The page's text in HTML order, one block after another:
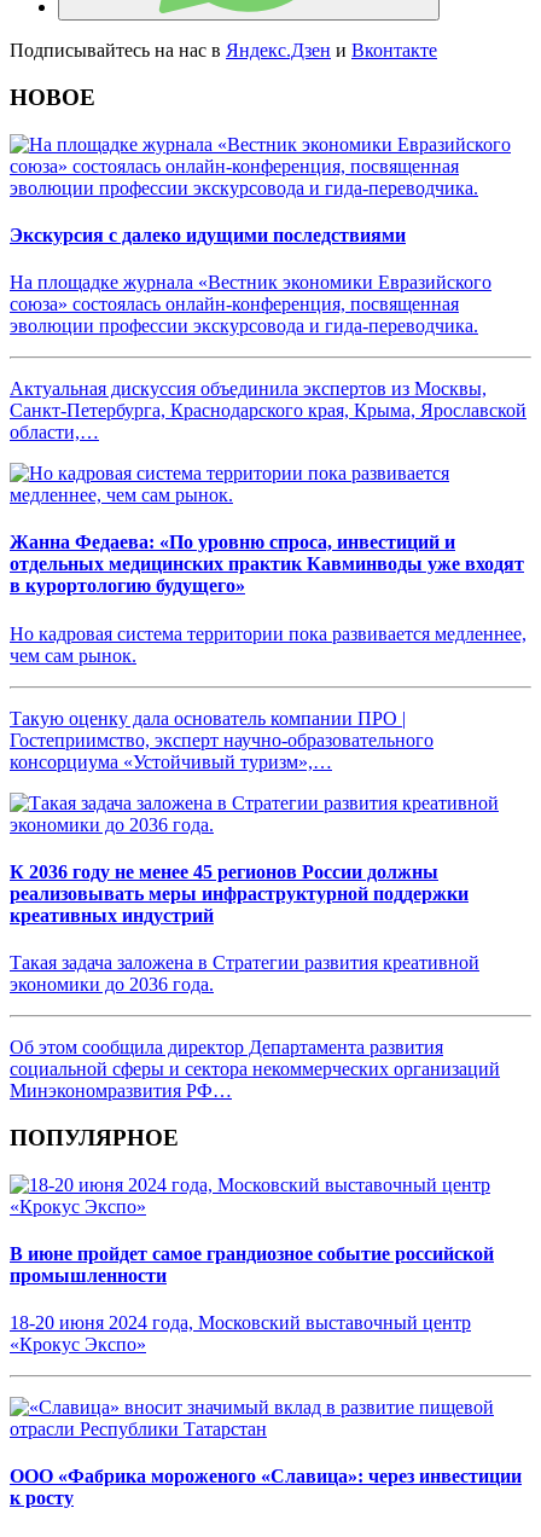
Подписывайтесь на нас в Яндекс.Дзен и Вконтакте
НОВОЕ
Экскурсия с далеко идущими последствиями
На площадке журнала «Вестник экономики Евразийского
союза» состоялась онлайн-конференция, посвященная
эволюции профессии экскурсовода и гида-переводчика.
Актуальная дискуссия объединила экспертов из Москвы,
Санкт-Петербурга, Краснодарского края, Крыма, Ярославской
области,…
Жанна Федаева: «По уровню спроса, инвестиций и
отдельных медицинских практик Кавминводы уже входят
в курортологию будущего»
Но кадровая система территории пока развивается медленнее,
чем сам рынок.
Такую оценку дала основатель компании ПРО |
Гостеприимство, эксперт научно-образовательного
консорциума «Устойчивый туризм»,…
К 2036 году не менее 45 регионов России должны
реализовывать меры инфраструктурной поддержки
креативных индустрий
Такая задача заложена в Стратегии развития креативной
экономики до 2036 года.
Об этом сообщила директор Департамента развития
социальной сферы и сектора некоммерческих организаций
Минэкономразвития РФ…
ПОПУЛЯРНОЕ
В июне пройдет самое грандиозное событие российской
промышленности
18-20 июня 2024 года, Московский выставочный центр
«Крокус Экспо»
ООО «Фабрика мороженого «Славица»: через инвестиции
к росту